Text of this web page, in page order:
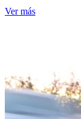
Ver más